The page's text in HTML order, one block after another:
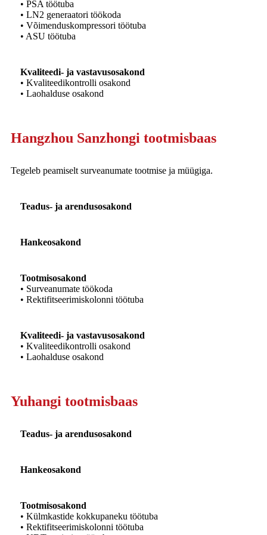
• PSA töötuba
• LN2 generaatori töökoda
• Võimenduskompressori töötuba
• ASU töötuba
Kvaliteedi- ja vastavusosakond
• Kvaliteedikontrolli osakond
• Laohalduse osakond
Hangzhou Sanzhongi tootmisbaas
Tegeleb peamiselt surveanumate tootmise ja müügiga.
Teadus- ja arendusosakond
Hankeosakond
Tootmisosakond
• Surveanumate töökoda
• Rektifitseerimiskolonni töötuba
Kvaliteedi- ja vastavusosakond
• Kvaliteedikontrolli osakond
• Laohalduse osakond
Yuhangi tootmisbaas
Teadus- ja arendusosakond
Hankeosakond
Tootmisosakond
• Külmkastide kokkupaneku töötuba
• Rektifitseerimiskolonni töötuba